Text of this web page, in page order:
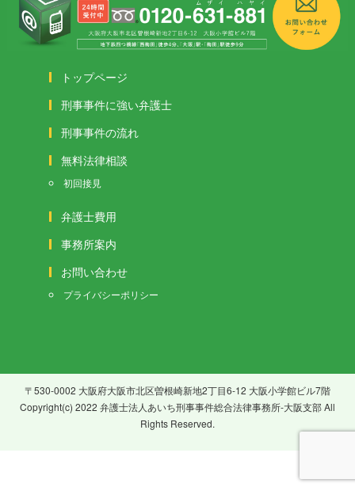
トップページ
刑事事件に強い弁護士
刑事事件の流れ
無料法律相談
初回接見
弁護士費用
事務所案内
お問い合わせ
プライバシーポリシー
〒530-0002 大阪府大阪市北区曽根崎新地2丁目6-12 大阪小学館ビル7階
Copyright(c) 2022 弁護士法人あいち刑事事件総合法律事務所-大阪支部 All
Rights Reserved.